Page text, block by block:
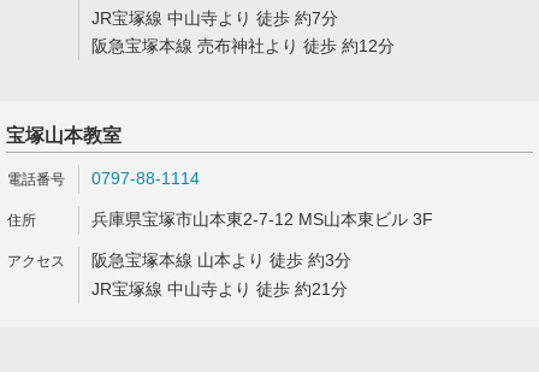
JR宝塚線 中山寺より 徒歩 約7分
阪急宝塚本線 売布神社より 徒歩 約12分
宝塚山本教室
0797-88-1114
兵庫県宝塚市山本東2-7-12 MS山本東ビル 3F
阪急宝塚本線 山本より 徒歩 約3分
JR宝塚線 中山寺より 徒歩 約21分